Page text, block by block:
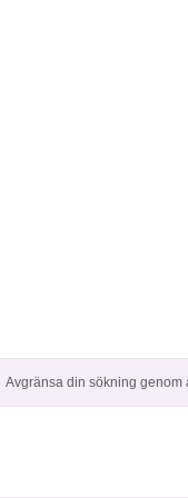
Avgränsa din sökning genom